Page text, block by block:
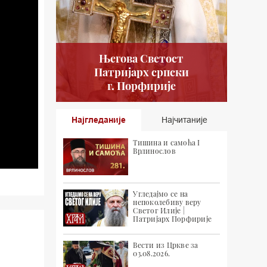
Његова Светост
Патријарх српски
г. Порфирије
Најгледаније Најчитаније
Тишина и самоћа I
Врлинослов
Угледајмо се на
непоколебиву веру
Светог Илије |
Патријарх Порфирије
Вести из Цркве за
03.08.2026.